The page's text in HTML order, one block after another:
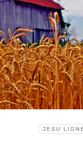
JESU